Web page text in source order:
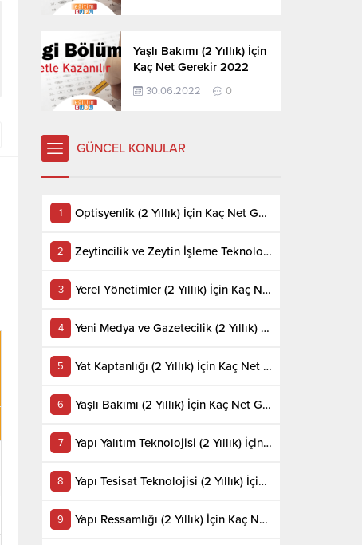
Yaşlı Bakımı (2 Yıllık) İçin
Kaç Net Gerekir 2022
30.06.2022 0
GÜNCEL KONULAR
Optisyenlik (2 Yıllık) İçin Kaç Net Gerekir 2022
Zeytincilik ve Zeytin İşleme Teknolojisi (2 Yıllık) İçin Kaç Net Gerekir 2022
Yerel Yönetimler (2 Yıllık) İçin Kaç Net Gerekir 2022
Yeni Medya ve Gazetecilik (2 Yıllık) İçin Kaç Net Gerekir 2022
Yat Kaptanlığı (2 Yıllık) İçin Kaç Net Gerekir 2022
Yaşlı Bakımı (2 Yıllık) İçin Kaç Net Gerekir 2022
Yapı Yalıtım Teknolojisi (2 Yıllık) İçin Kaç Net Gerekir 2022
Yapı Tesisat Teknolojisi (2 Yıllık) İçin Kaç Net Gerekir 2022
Yapı Ressamlığı (2 Yıllık) İçin Kaç Net Gerekir 2022